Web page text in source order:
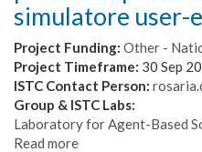
indici
simulatore user-
Project Funding: Other -
Project Timeframe: 30 Sep
ISTC Contact Person:
Group & ISTC Labs:
Laboratory for Agent-Based
Read more